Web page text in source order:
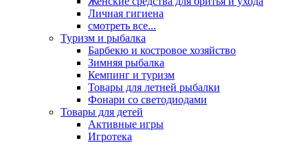
Личная гигиена
смотреть все...
Туризм и рыбалка
Барбекю и костровое хозяйство
Зимняя рыбалка
Кемпинг и туризм
Товары для летней рыбалки
Фонари со светодиодами
Товары для детей
Активные игры
Игротека